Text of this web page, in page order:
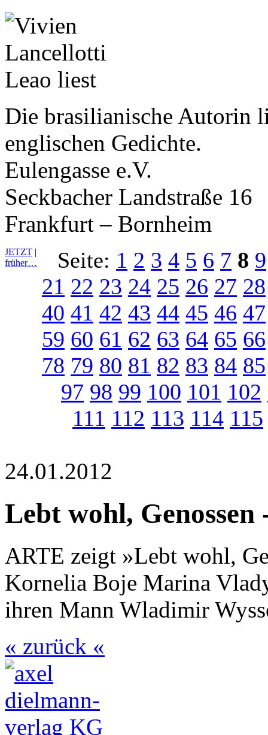
Die brasilianische Autorin
englischen Gedichte.
Eulengasse e.V.
Seckbacher Landstraße 16
Frankfurt – Bornheim
JETZT |
früher…
Seite: 1 2 3 4 5 6 7 8 9
21 22 23 24 25 26 27 28
40 41 42 43 44 45 46 47
59 60 61 62 63 64 65 66
78 79 80 81 82 83 84 85
97 98 99 100 101 102
111 112 113 114 115
24.01.2012
Lebt wohl,
ARTE zeigt »Lebt wohl,
Kornelia Boje Marina
ihren Mann Wladimir
« zurück «